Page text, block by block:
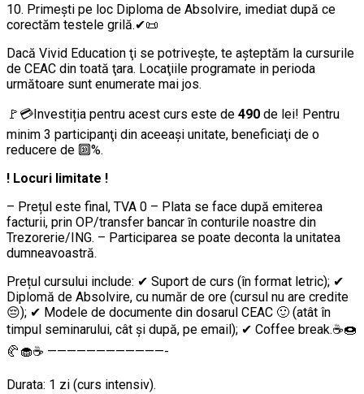
10. Primeşti pe loc Diploma de Absolvire, imediat după ce
corectăm testele grilă.✔📜
Dacă Vivid Education ţi se potrivește, te aşteptăm la cursurile
de CEAC din toată ţara. Locaţiile programate in perioda
următoare sunt enumerate mai jos.
🚩💳Investiția pentru acest curs este de 490 de lei! Pentru
minim 3 participanţi din aceeaşi unitate, beneficiaţi de o
reducere de 🔟%.
! Locuri limitate !
– Prețul este final, TVA 0 – Plata se face după emiterea
facturii, prin OP/transfer bancar ȋn conturile noastre din
Trezorerie/ING. – Participarea se poate deconta la unitatea
dumneavoastră.
Prețul cursului include: ✔ Suport de curs (în format letric); ✔
Diplomă de Absolvire, cu număr de ore (cursul nu are credite
😔); ✔ Modele de documente din dosarul CEAC 🙂 (atât în
timpul seminarului, cât şi după, pe email); ✔ Coffee break.☕🍩
🥐🧁☕ ————————————-
Durata: 1 zi (curs intensiv).